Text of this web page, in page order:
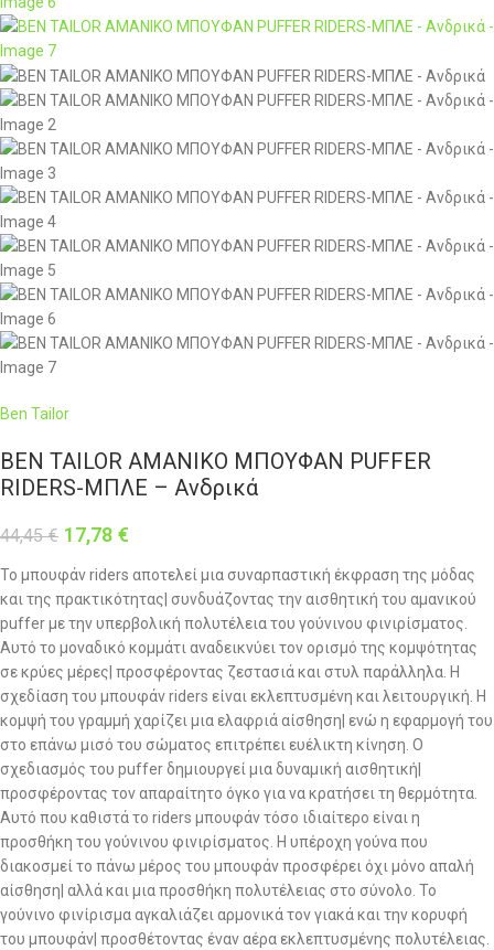
Ben Tailor
BEN TAILOR ΑΜΑΝΙΚΟ ΜΠΟΥΦΑΝ PUFFER
RIDERS-ΜΠΛΕ – Ανδρικά
44,45€ 17,78 €
Το μπουφάν riders αποτελεί μια συναρπαστική έκφραση της μόδας
και της πρακτικότητας| συνδυάζοντας την αισθητική του αμανικού
puffer με την υπερβολική πολυτέλεια του γούνινου φινιρίσματος.
Αυτό το μοναδικό κομμάτι αναδεικνύει τον ορισμό της κομψότητας
σε κρύες μέρες| προσφέροντας ζεστασιά και στυλ παράλληλα. Η
σχεδίαση του μπουφάν riders είναι εκλεπτυσμένη και λειτουργική. Η
κομψή του γραμμή χαρίζει μια ελαφριά αίσθηση| ενώ η εφαρμογή του
στο επάνω μισό του σώματος επιτρέπει ευέλικτη κίνηση. Ο
σχεδιασμός του puffer δημιουργεί μια δυναμική αισθητική|
προσφέροντας τον απαραίτητο όγκο για να κρατήσει τη θερμότητα.
Αυτό που καθιστά το riders μπουφάν τόσο ιδιαίτερο είναι η
προσθήκη του γούνινου φινιρίσματος. Η υπέροχη γούνα που
διακοσμεί το πάνω μέρος του μπουφάν προσφέρει όχι μόνο απαλή
αίσθηση| αλλά και μια προσθήκη πολυτέλειας στο σύνολο. Το
γούνινο φινίρισμα αγκαλιάζει αρμονικά τον γιακά και την κορυφή
του μπουφάν| προσθέτοντας έναν αέρα εκλεπτυσμένης πολυτέλειας.